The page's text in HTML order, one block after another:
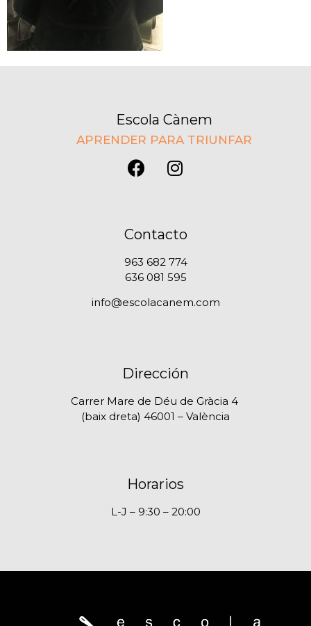
Escola Cànem
APRENDER PARA TRIUNFAR
Contacto
963 682 774
636 081 595
info@escolacanem.com
Dirección
Carrer Mare de Déu de Gràcia 4
(baix dreta) 46001 – València
Horarios
L-J – 9:30 – 20:00